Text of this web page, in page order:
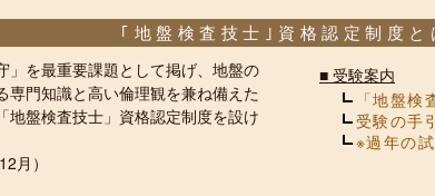
｢地盤検査技士｣資格認定制度と
」を最重要課題として掲げ、地盤の
門知識と高い倫理観を兼ね備えた
盤検査技士」資格認定制度を設け
月）
■ 受験案内
「地盤検
受験の手
※過年の